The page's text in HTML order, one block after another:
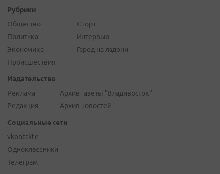
Рубрики
Общество
Политика
Экономика
Происшествия
Спорт
Интервью
Город на ладони
Издательство
Реклама
Редакция
Архив газеты "Владивосток"
Архив новостей
Социальные сети
vkontakte
Одноклассники
Телеграм